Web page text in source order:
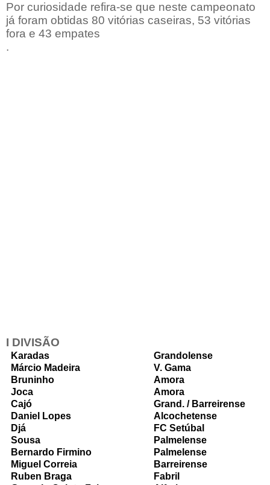
Por curiosidade refira-se que neste campeonato
já foram obtidas 80 vitórias caseiras, 53 vitórias
fora e 43 empates
.
I DIVISÃO
Karadas
Grandolense
Márcio Madeira
V. Gama
Bruninho
Amora
Joca
Amora
Cajó
Grand. / Barreirense
Daniel Lopes
Alcochetense
Djá
FC Setúbal
Sousa
Palmelense
Bernardo Firmino
Palmelense
Miguel Correia
Barreirense
Ruben Braga
Fabril